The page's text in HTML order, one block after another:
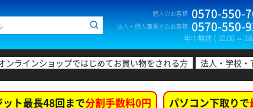
個人のお客様 0570-550-
法人・個人事業主のお客様 0570-550-
年中無休 ( 10:00 ～
ンラインショップではじめてお買い物をされる方 法人・学校
ト最長48回まで分割手数料0円 パソコン下取りで